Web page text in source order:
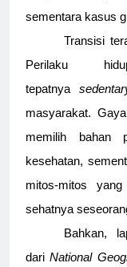
sementara kasus
Transisi
Perilaku
tepatnya
masyarakat.
memilih bahan
kesehatan,
mitos-mitos
sehatnya
Bahkan,
dariNational